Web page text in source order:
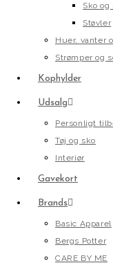
Sko og
Støvler
Huer, vanter
Strømper og
Kophylder
Udsalg
Personligt
Tøj og sko
Interiør
Gavekort
Brands
Basic Apparel
Bergs Potter
CARE BY ME